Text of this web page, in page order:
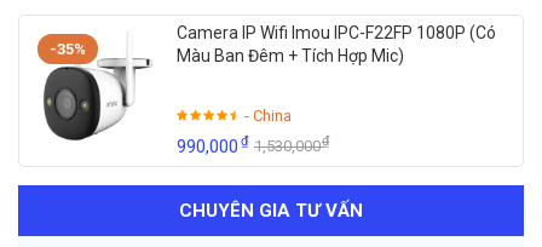
-35%
Camera IP Wifi Imou IPC-F22FP 1080P (Có
Màu Ban Đêm + Tích Hợp Mic)
- China
990,000₫ 1,530,000₫
CHUYÊN GIA TƯ VẤN